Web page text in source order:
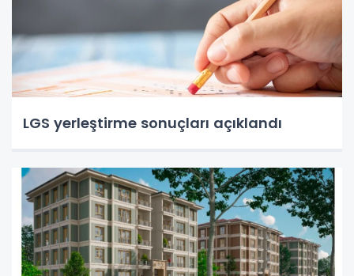
LGS yerleştirme sonuçları açıklandı